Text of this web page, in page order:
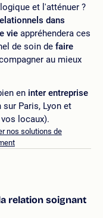
et l'atténuer ?
dans
vie appréhendera ces
de soin de faire
au mieux
en inter entreprise
Paris, Lyon et
locaux).
nos solutions de
relation soignant